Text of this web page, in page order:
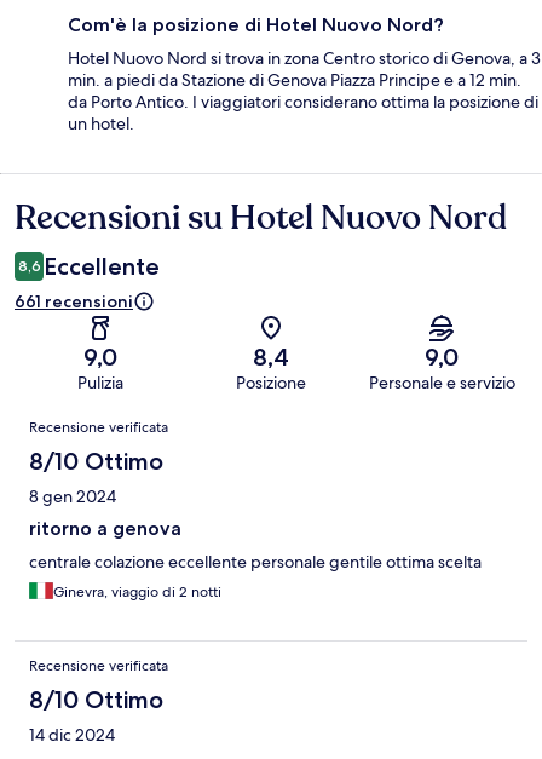
Com'è la posizione di Hotel Nuovo Nord?
Hotel Nuovo Nord si trova in zona Centro storico di Genova, a 3
min. a piedi da Stazione di Genova Piazza Principe e a 12 min.
da Porto Antico. I viaggiatori considerano ottima la posizione di
un hotel.
Recensioni
Recensioni su Hotel Nuovo Nord
8,6 Eccellente
661 recensioni
9,0
Pulizia
8,4
Posizione
9,0
Personale e servizio
Recensioni
Recensione verificata
8/10 Ottimo
8 gen 2024
ritorno a genova
centrale colazione eccellente personale gentile ottima scelta
Ginevra, viaggio di 2 notti
Recensione verificata
8/10 Ottimo
14 dic 2024